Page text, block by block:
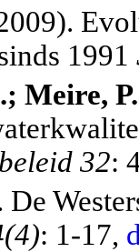
1991
Meire, P.
32:
: 1-17,